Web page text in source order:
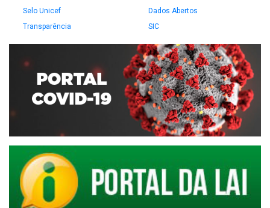
Selo Unicef
Dados Abertos
Transparência
SIC